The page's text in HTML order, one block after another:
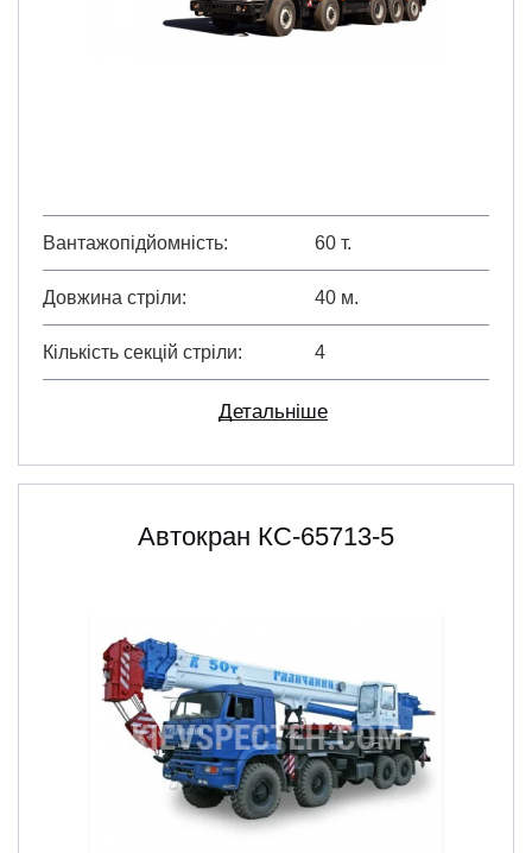
Вантажопідйомність 60 т.
Довжина стріли 40 м.
Кількість секцій стріли 4
Детальніше
Автокран КС-65713-5